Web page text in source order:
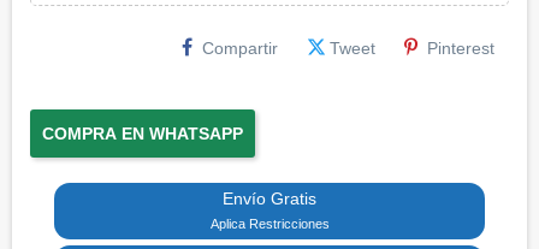
Compartir Tweet Pinterest
COMPRA EN WHATSAPP
Envío Gratis
Aplica Restricciones